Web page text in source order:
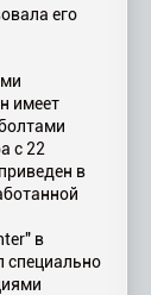
его
имеет
с 22
в
в
специально